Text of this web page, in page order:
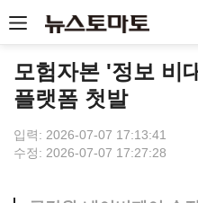
모험자본 '정보 비
플랫폼 첫발
입력: 2026-07-07 17:13:41
수정: 2026-07-07 17:27:28